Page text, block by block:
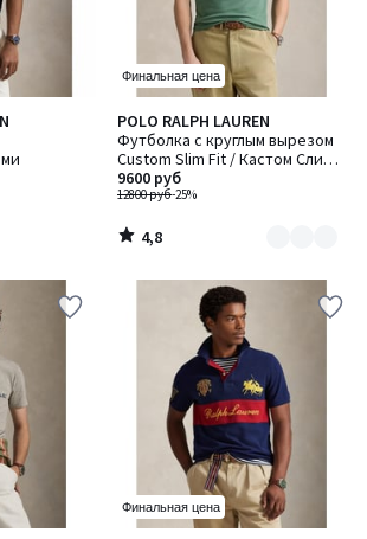
Финальная цена
POLO RALPH LAUREN
Футболка с круглым вырезом
Custom Slim Fit / Кастом Слим
Фит
12800 руб-25%
9600 руб
4,8
/ 5
Количество
цветов:
2
4,8
/
Финальная цена